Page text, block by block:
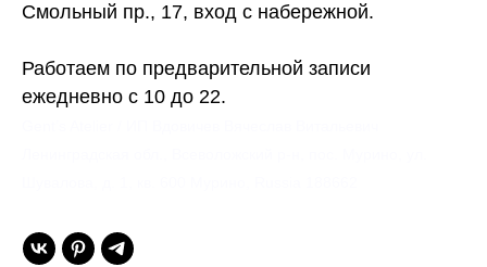
Смольный пр., 17, вход с набережной.
Работаем по предварительной записи
ежедневно с 10 до 22.